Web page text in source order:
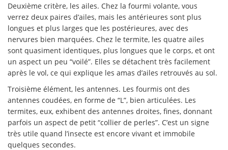
Deuxième critère, les ailes. Chez la fourmi volante, vous
verrez deux paires d’ailes, mais les antérieures sont plus
longues et plus larges que les postérieures, avec des
nervures bien marquées. Chez le termite, les quatre ailes
sont quasiment identiques, plus longues que le corps, et ont
un aspect un peu “voilé”. Elles se détachent très facilement
après le vol, ce qui explique les amas d’ailes retrouvés au sol.
Troisième élément, les antennes. Les fourmis ont des
antennes coudées, en forme de “L”, bien articulées. Les
termites, eux, exhibent des antennes droites, fines, donnant
parfois un aspect de petit “collier de perles”. C’est un signe
très utile quand l’insecte est encore vivant et immobile
quelques secondes.